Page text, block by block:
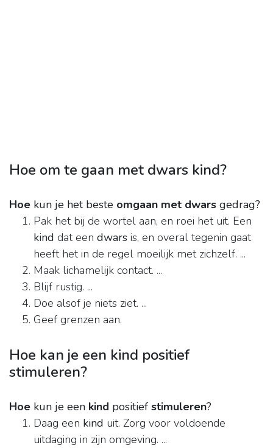
Hoe om te gaan met dwars kind?
Hoe kun je het beste omgaan met dwars gedrag?
Pak het bij de wortel aan, en roei het uit. Een
kind dat een dwars is, en overal tegenin gaat
heeft het in de regel moeilijk met zichzelf. ...
Maak lichamelijk contact. ...
Blijf rustig. ...
Doe alsof je niets ziet. ...
Geef grenzen aan.
Hoe kan je een kind positief
stimuleren?
Hoe kun je een kind positief stimuleren?
Daag een kind uit. Zorg voor voldoende
uitdaging in zijn omgeving. ...